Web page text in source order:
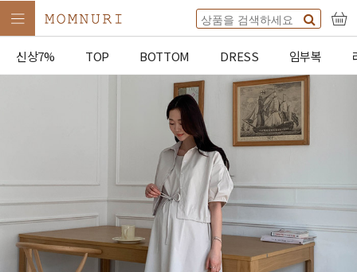
신상7% TOP BOTTOM DRESS 임부복